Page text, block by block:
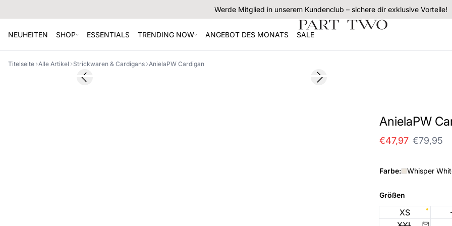
Werde Mitglied in unserem Kundenclub – sichere dir exklusive Vorteile!
NEUHEITEN SHOP ESSENTIALS TRENDING NOW ANGEBOT DES MONATS SALE
Titelseite Alle Artikel Strickwaren & Cardigans AnielaPW Cardigan
SALEPrevious slide Next slide
AnielaPW
€47,97 €79,95
Farbe: Whisper
Größen
XS